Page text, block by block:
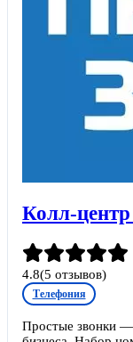
Колл-
4.8(5 отзывов)
Телефония
Простые звонки —